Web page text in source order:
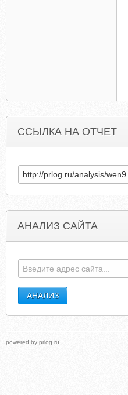
ССЫЛКА НА ОТЧЕТ
АНАЛИЗ САЙТА
powered by prlog.ru